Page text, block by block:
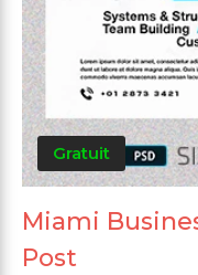
Gratuit
Miami
Post